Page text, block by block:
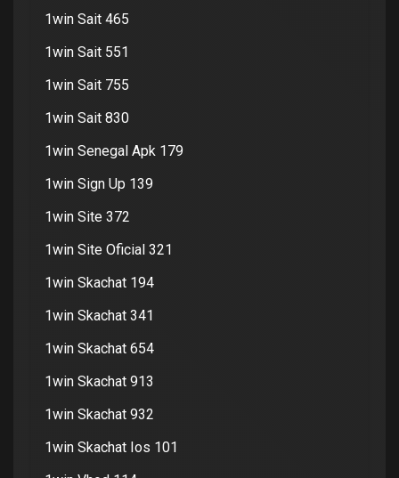
1win Sait 465
1win Sait 551
1win Sait 755
1win Sait 830
1win Senegal Apk 179
1win Sign Up 139
1win Site 372
1win Site Oficial 321
1win Skachat 194
1win Skachat 341
1win Skachat 654
1win Skachat 913
1win Skachat 932
1win Skachat Ios 101